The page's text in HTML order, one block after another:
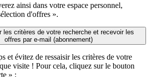
ainsi dans votre espace personnel,
d'offres ».
les critères de votre recherche et recevoir les
offres par e-mail (abonnement)
et évitez de ressaisir les critères de votre
visite ! Pour cela, cliquez sur le bouton
» :